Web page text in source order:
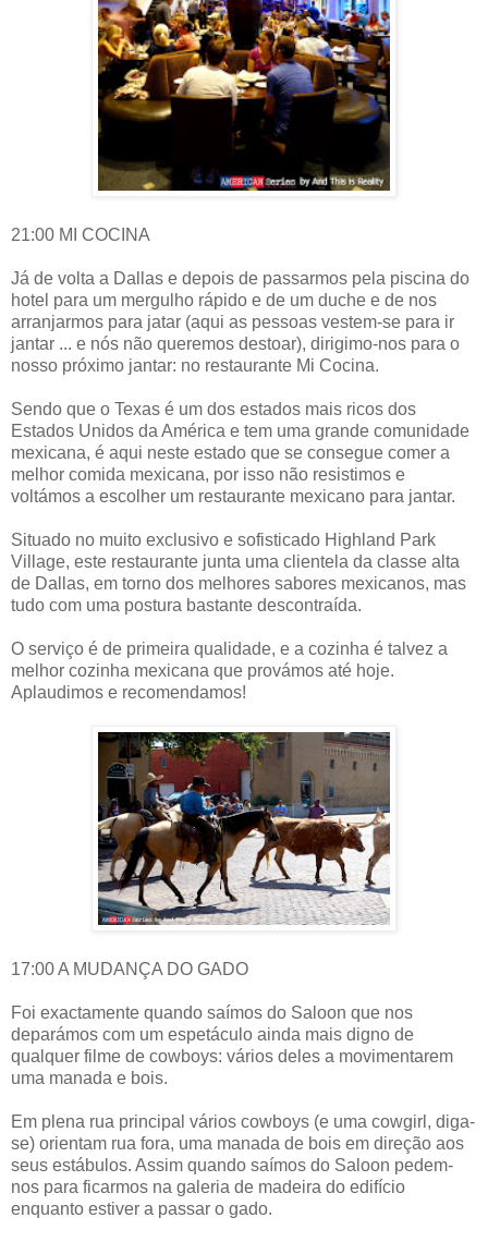
21:00 MI COCINA
Já de volta a Dallas e depois de passarmos pela piscina do
hotel para um mergulho rápido e de um duche e de nos
arranjarmos para jatar (aqui as pessoas vestem-se para ir
jantar ... e nós não queremos destoar), dirigimo-nos para o
nosso próximo jantar: no restaurante Mi Cocina.
Sendo que o Texas é um dos estados mais ricos dos
Estados Unidos da América e tem uma grande comunidade
mexicana, é aqui neste estado que se consegue comer a
melhor comida mexicana, por isso não resistimos e
voltámos a escolher um restaurante mexicano para jantar.
Situado no muito exclusivo e sofisticado Highland Park
Village, este restaurante junta uma clientela da classe alta
de Dallas, em torno dos melhores sabores mexicanos, mas
tudo com uma postura bastante descontraída.
O serviço é de primeira qualidade, e a cozinha é talvez a
melhor cozinha mexicana que provámos até hoje.
Aplaudimos e recomendamos!
17:00 A MUDANÇA DO GADO
Foi exactamente quando saímos do Saloon que nos
deparámos com um espetáculo ainda mais digno de
qualquer filme de cowboys: vários deles a movimentarem
uma manada e bois.
Em plena rua principal vários cowboys (e uma cowgirl, diga-
se) orientam rua fora, uma manada de bois em direção aos
seus estábulos. Assim quando saímos do Saloon pedem-
nos para ficarmos na galeria de madeira do edifício
enquanto estiver a passar o gado.